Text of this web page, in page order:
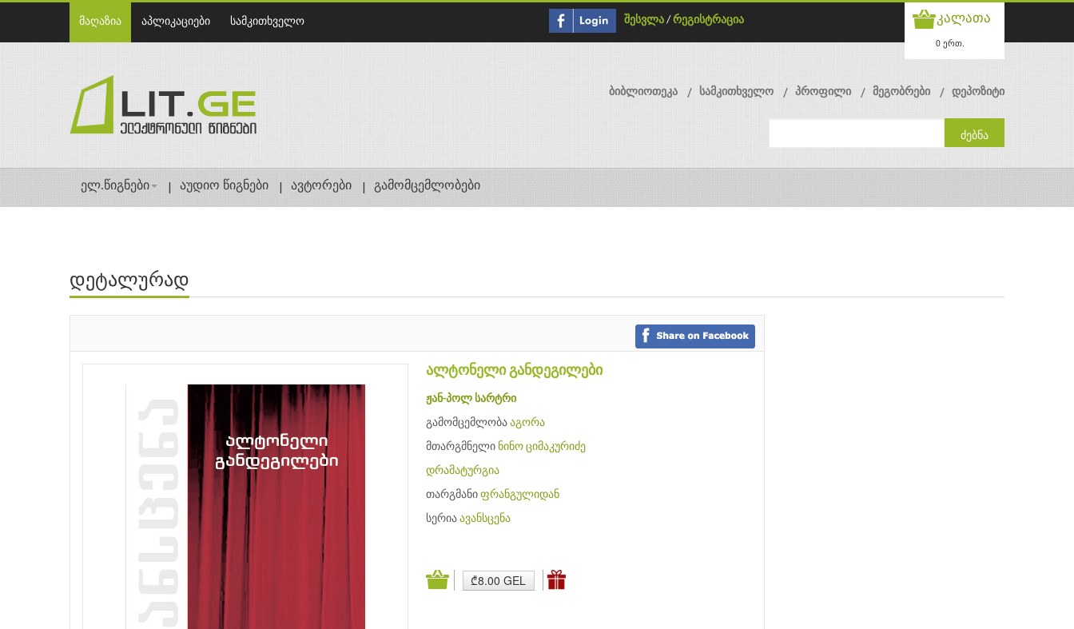
მაღაზია აპლიკაციები სამკითხველო შესვლა / რეგისტრაცია კალათა
0 ერთ.
ბიბლიოთეკა სამკითხველო პროფილი მეგობრები დეპოზიტი
ელ.წიგნები აუდიო წიგნები ავტორები გამომცემლობები
დეტალურად
ალტონელი განდეგილები
ჟან-პოლ სარტრი
გამომცემლობა აგორა
მთარგმნელი ნინო ციმაკურიძე
დრამატურგია
თარგმანი ფრანგულიდან
სერია ავანსცენა
₾8.00 GEL